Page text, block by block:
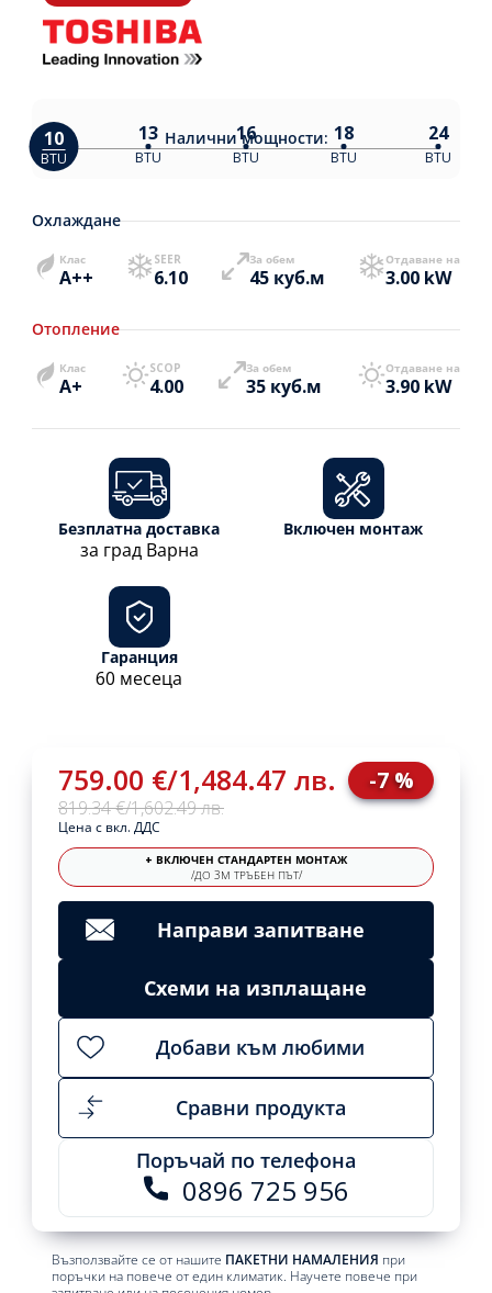
759.00 €/1,484.47 лв.
819.34 €/1,602.49 лв.
-7 %
Цена с вкл. ДДС
+ ВКЛЮЧЕН СТАНДАРТЕН МОНТАЖ
/ДО 3М ТРЪБЕН ПЪТ/
Направи запитване
Схеми на изплащане
Добави към любими
Сравни продукта
Поръчай по телефона
0896 725 956
Възползвайте се от нашите ПАКЕТНИ НАМАЛЕНИЯ при
поръчки на повече от един климатик. Научете повече при
Наличнимощности:
10
BTU
13
BTU
16
BTU
18
BTU
24
BTU
Охлаждане
Клас
A++
SEER
6.10
За обем
45 куб.м
Отдаване на
3.00 kW
Отопление
Клас
A+
SCOP
4.00
За обем
35 куб.м
Отдаване на
3.90 kW
Безплатна доставка
за град Варна
Включен монтаж
Гаранция
60 месеца